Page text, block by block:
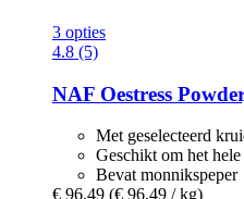
3 opties
4.8 (5)
NAF Oestress
Met geselecteerd
Geschikt om het
Bevat monnikspeper
€ 96,49 (€ 96,49 / kg)